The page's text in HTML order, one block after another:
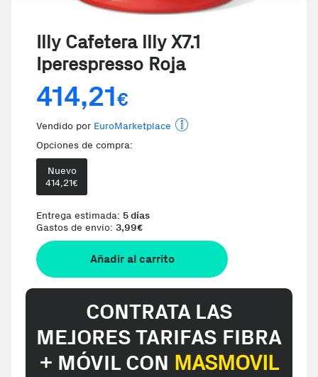
Illy Cafetera llly X7.1
Iperespresso Roja
414,21€
Vendido por EuroMarketplace
Opciones de compra:
Nuevo
414,21€
Entrega estimada: 5 días
Gastos de envio: 3,99€
Añadir al carrito
CONTRATA LAS
MEJORES TARIFAS FIBRA
+ MÓVIL CON MASMOVIL